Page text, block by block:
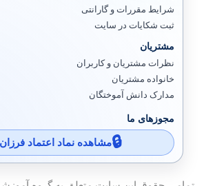
شرایط مقررات و گارانتی
ثبت شکایات در سایت
مشتریان
نظرات مشتریان و کاربران
خانواده مشتریان
مدارک دانش آموختگان
مجوزهای ما
مشاهده نماد اعتماد فرزان